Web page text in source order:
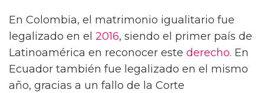
En Colombia, el matrimonio igualitario fue
legalizado en el 2016, siendo el primer país de
Latinoamérica en reconocer este derecho. En
Ecuador también fue legalizado en el mismo
año, gracias a un fallo de la Corte